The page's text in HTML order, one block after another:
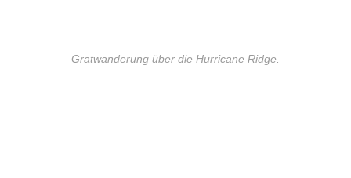
Gratwanderung über die Hurricane Ridge.